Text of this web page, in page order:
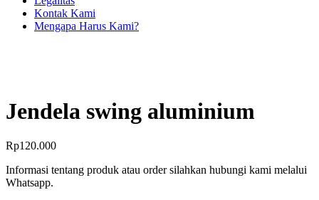
Kontak Kami
Mengapa Harus Kami?
Jendela swing aluminium
Rp120.000
Informasi tentang produk atau order silahkan hubungi kami melalui
Whatsapp.